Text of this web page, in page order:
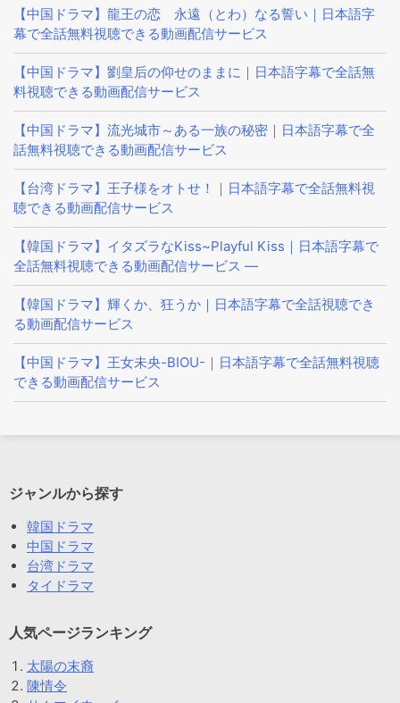
【中国ドラマ】龍王の恋 永遠（とわ）なる誓い｜日本語字
幕で全話無料視聴できる動画配信サービス
【中国ドラマ】劉皇后の仰せのままに｜日本語字幕で全話無
料視聴できる動画配信サービス
【中国ドラマ】流光城市～ある一族の秘密｜日本語字幕で全
話無料視聴できる動画配信サービス
【台湾ドラマ】王子様をオトせ！｜日本語字幕で全話無料視
聴できる動画配信サービス
【韓国ドラマ】イタズラなKiss~Playful Kiss｜日本語字幕で
全話無料視聴できる動画配信サービス —
【韓国ドラマ】輝くか、狂うか｜日本語字幕で全話視聴でき
る動画配信サービス
【中国ドラマ】王女未央-BIOU-｜日本語字幕で全話無料視聴
できる動画配信サービス
ジャンルから探す
韓国ドラマ
中国ドラマ
台湾ドラマ
タイドラマ
人気ページランキング
太陽の末裔
陳情令